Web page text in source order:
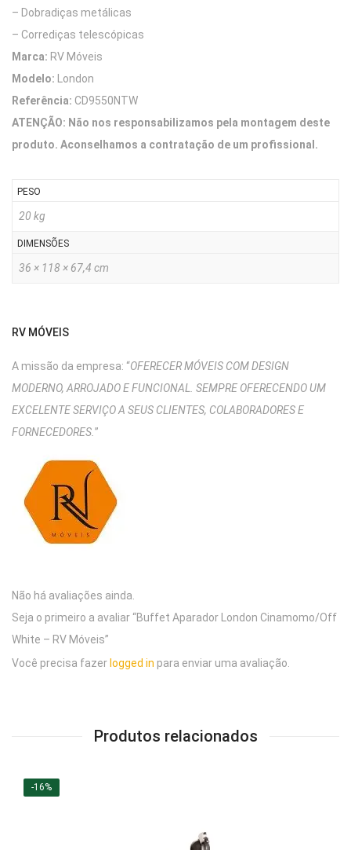
– Dobradiças metálicas
– Corrediças telescópicas
Marca: RV Móveis
Modelo:
London
Referência: CD9550NTW
ATENÇÃO: Não nos responsabilizamos pela montagem deste
produto. Aconselhamos a contratação de um profissional.
PESO
20 kg
DIMENSÕES
36 × 118 × 67,4 cm
RV MÓVEIS
A missão da empresa: “OFERECER MÓVEIS COM DESIGN
MODERNO, ARROJADO E FUNCIONAL. SEMPRE OFERECENDO UM
EXCELENTE SERVIÇO A SEUS CLIENTES, COLABORADORES E
FORNECEDORES. ”
Não há avaliações ainda.
Seja o primeiro a avaliar “Buffet Aparador London Cinamomo/Off
White – RV Móveis”
Você precisa fazer logged in para enviar uma avaliação.
Produtos relacionados
-16%